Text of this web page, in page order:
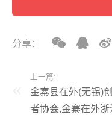
分享：
上一篇:
金寨县在外(无锡)
者协会,金寨在外浙